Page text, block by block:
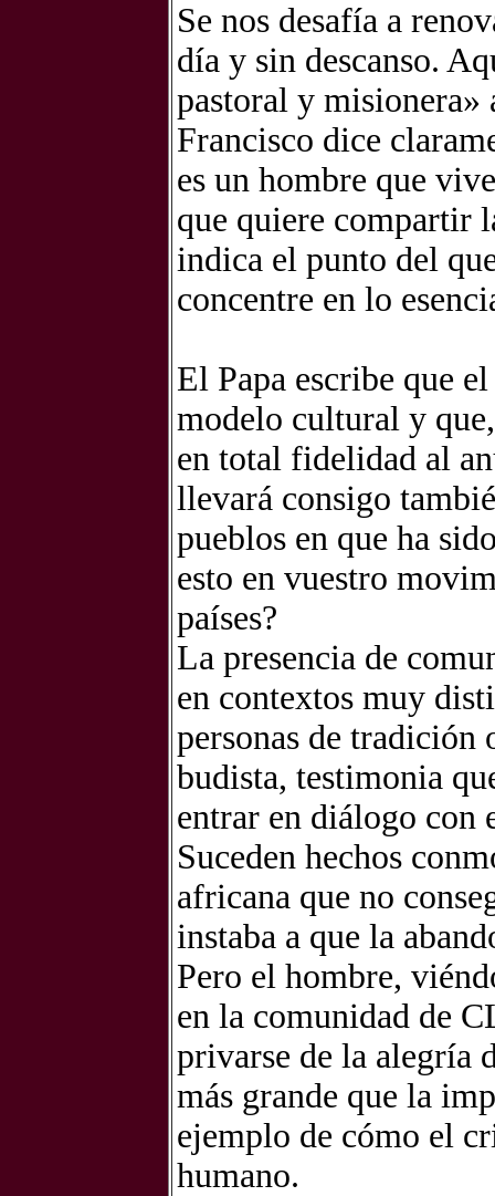
Se nos desafía a
día y sin descanso.
pastoral y misionera»
Francisco dice
es un hombre que
que quiere compartir
indica el punto del
concentre en lo
El Papa escribe que
modelo cultural y
en total fidelidad al
llevará consigo
pueblos en que ha
esto en vuestro
países?
La presencia de
en contextos muy
personas de tradición
budista, testimonia
entrar en diálogo con
Suceden hechos
africana que no
instaba a que la
Pero el hombre,
en la comunidad de
privarse de la alegría
más grande que la
ejemplo de cómo el
humano.